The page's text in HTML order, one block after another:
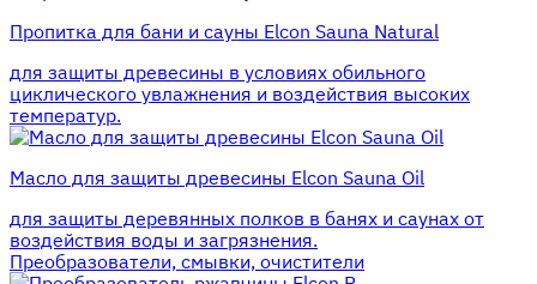
Пропитка для бани и сауны Elcon Sauna Natural
для защиты древесины в условиях обильного
циклического увлажнения и воздействия высоких
температур.
Масло для защиты древесины Elcon Sauna Oil
для защиты деревянных полков в банях и саунах от
воздействия воды и загрязнения.
Преобразователи, смывки, очистители